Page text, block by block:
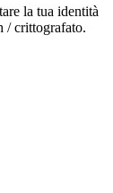
la tua identità
/ crittografato.